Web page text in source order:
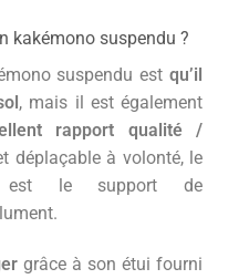
kakémono suspendu ?
suspendu est qu’il
, mais il est également
rapport qualité /
déplaçable à volonté, le
est le support de
grâce à son étui fourni